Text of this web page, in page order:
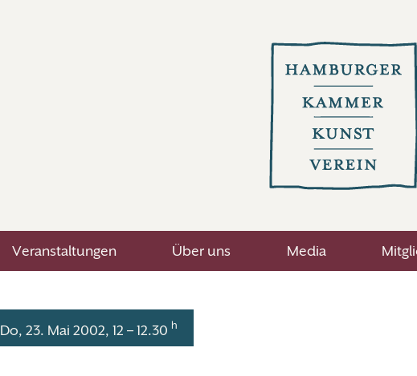
Veranstaltungen Über uns Media
Do, 23. Mai 2002, 12 – 12.30 h